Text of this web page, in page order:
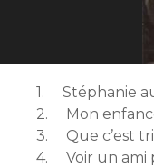
1. Stéphanie
2. Mon
3. Que c’est
4. Voir un ami